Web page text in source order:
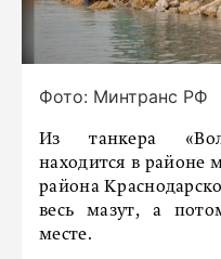
Фото: Минтранс РФ
Из танкера
находится в районе
района
весь мазут, а
месте.